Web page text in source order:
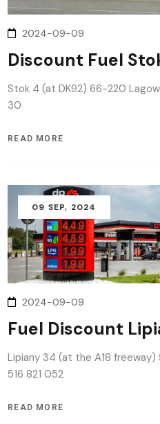
2024-09-09
Discount Fuel
Stok 4 (at DK92) 66-220
30
READ MORE
09 SEP, 2024
2024-09-09
Fuel Discount
Lipiany 34 (at the A18
516 821 052
READ MORE